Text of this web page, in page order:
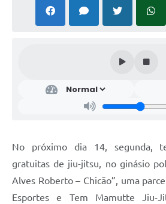
No próximo dia 14, segunda,
gratuitas de jiu-jitsu, no ginásio
Alves Roberto – Chicão”, uma
Esportes e Tem Mamutte Jiu-